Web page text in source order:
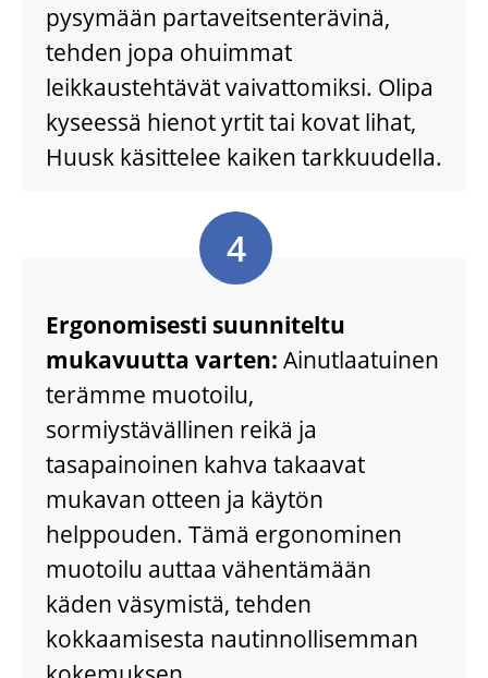
pysymään partaveitsenterävinä,
tehden jopa ohuimmat
leikkaustehtävät vaivattomiksi. Olipa
kyseessä hienot yrtit tai kovat lihat,
Huusk käsittelee kaiken tarkkuudella.
Ergonomisesti suunniteltu
mukavuutta varten: Ainutlaatuinen
terämme muotoilu,
sormiystävällinen reikä ja
tasapainoinen kahva takaavat
mukavan otteen ja käytön
helppouden. Tämä ergonominen
muotoilu auttaa vähentämään
käden väsymistä, tehden
kokkaamisesta nautinnollisemman
4